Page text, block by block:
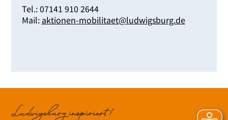
Tel.: 07141 910 2644
Mail: aktionen-​mobilitaet@​ludwigsburg.​de